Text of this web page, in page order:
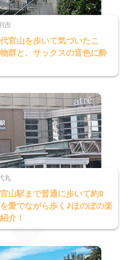
吉
官山を歩いて気づいたこ
群と、サックスの音色に酔
丸
山駅まで普通に歩いて約8
愛でながら歩く♪ほのぼの楽
介！